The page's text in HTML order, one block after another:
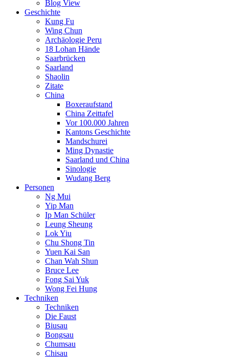
Blog View
Geschichte
Kung Fu
Wing Chun
Archäologie Peru
18 Lohan Hände
Saarbrücken
Saarland
Shaolin
Zitate
China
Boxeraufstand
China Zeittafel
Vor 100.000 Jahren
Kantons Geschichte
Mandschurei
Ming Dynastie
Saarland und China
Sinologie
Wudang Berg
Personen
Ng Mui
Yip Man
Ip Man Schüler
Leung Sheung
Lok Yiu
Chu Shong Tin
Yuen Kai San
Chan Wah Shun
Bruce Lee
Fong Sai Yuk
Wong Fei Hung
Techniken
Techniken
Die Faust
Biusau
Bongsau
Chumsau
Chisau